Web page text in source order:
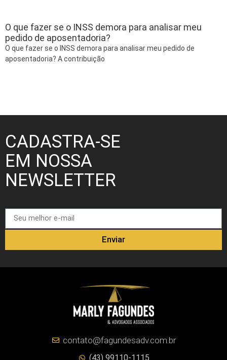
O que fazer se o INSS demora para analisar meu
pedido de aposentadoria?
O que fazer se o INSS demora para analisar meu pedido de
aposentadoria? A contribuição
CADASTRA-SE
EM NOSSA
NEWSLETTER
Enviar
contato@fagundesadv.com.br
(43) 99110-1115